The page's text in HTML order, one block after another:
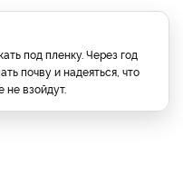
под пленку. Через год
почву и надеяться, что
взойдут.